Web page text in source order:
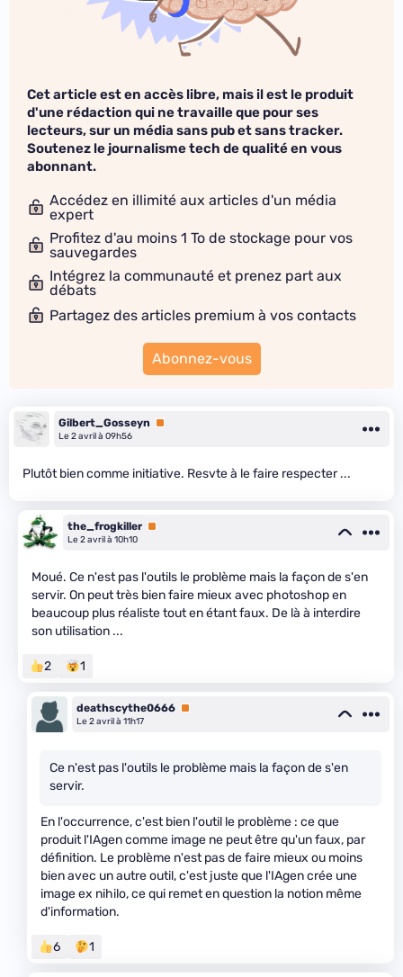
Cet article est en accès libre, mais il est le produit
d'une rédaction qui ne travaille que pour ses
lecteurs, sur un média sans pub et sans tracker.
Soutenez le journalisme tech de qualité en vous
abonnant.
Accédez en illimité aux articles d'un média
expert
Profitez d'au moins 1 To de stockage pour vos
sauvegardes
Intégrez la communauté et prenez part aux
débats
Partagez des articles premium à vos contacts
Abonnez-vous
Gilbert_Gosseyn
Premium
Le 2 avril à 09h56
Plutôt bien comme initiative. Resvte à le faire respecter ...
the_frogkiller Premium
Le 2 avril à 10h10
Moué. Ce n'est pas l'outils le problème mais la façon de s'en
servir. On peut très bien faire mieux avec photoshop en
beaucoup plus réaliste tout en étant faux. De là à interdire
son utilisation ...
2 1
deathscythe0666 Premium
Le 2 avril à 11h17
Ce n'est pas l'outils le problème mais la façon de s'en
servir.
En l'occurrence, c'est bien l'outil le problème : ce que
produit l'IAgen comme image ne peut être qu'un faux, par
définition. Le problème n'est pas de faire mieux ou moins
bien avec un autre outil, c'est juste que l'IAgen crée une
image ex nihilo, ce qui remet en question la notion même
d'information.
6 1